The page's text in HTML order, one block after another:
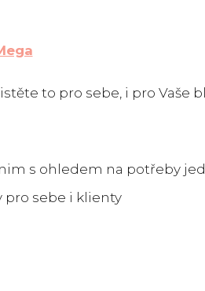
to pro sebe, i pro Vaše
s ohledem na potřeby
pro sebe i klienty